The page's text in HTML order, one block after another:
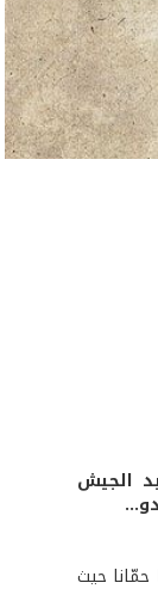
الجيش
حمّانا حيث